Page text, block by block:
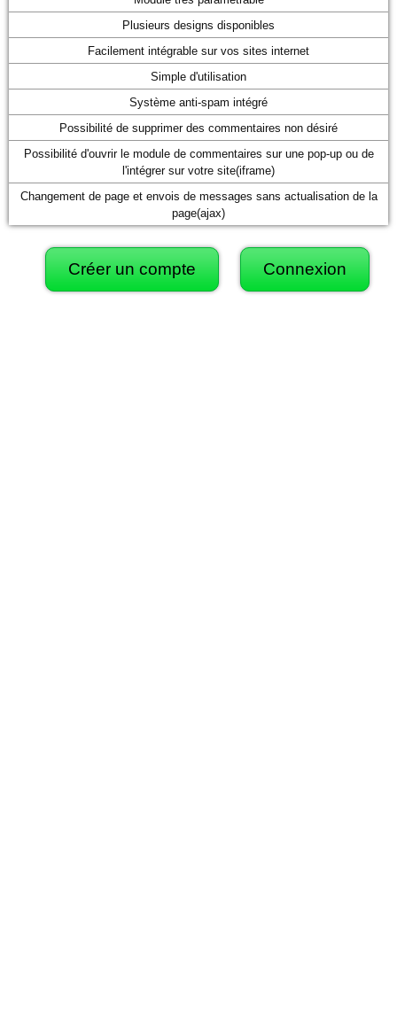
Plusieurs designs disponibles
Facilement intégrable sur vos sites internet
Simple d'utilisation
Système anti-spam intégré
Possibilité de supprimer des commentaires non désiré
Possibilité d'ouvrir le module de commentaires sur une pop-up ou de
l'intégrer sur votre site(iframe)
Changement de page et envois de messages sans actualisation de la
page(ajax)
Créer un compte Connexion